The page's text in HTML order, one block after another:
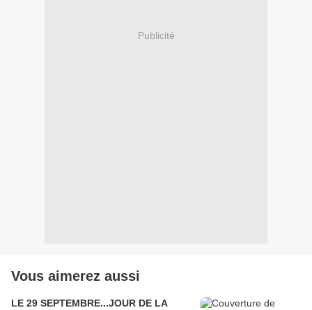
Publicité
Vous aimerez aussi
LE 29 SEPTEMBRE...JOUR DE LA